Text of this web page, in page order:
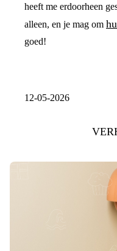
heeft me erdoorheen
alleen, en je mag om
goed!
12-05-2026